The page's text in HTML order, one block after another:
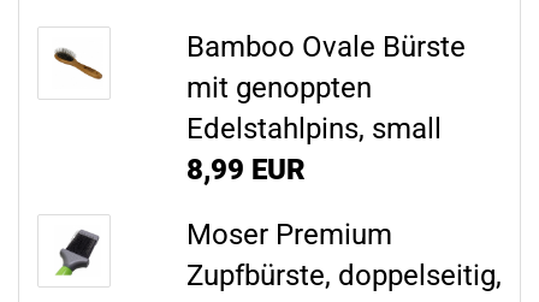
Bamboo Ovale Bürste
mit genoppten
Edelstahlpins, small
8,99 EUR
Moser Premium
Zupfbürste, doppelseitig,